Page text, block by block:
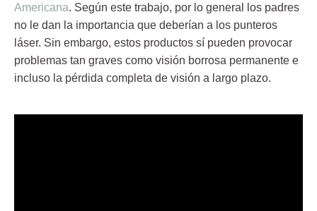
Americana. Según este trabajo, por lo general los padres
no le dan la importancia que deberían a los punteros
láser. Sin embargo, estos productos sí pueden provocar
problemas tan graves como visión borrosa permanente e
incluso la pérdida completa de visión a largo plazo.